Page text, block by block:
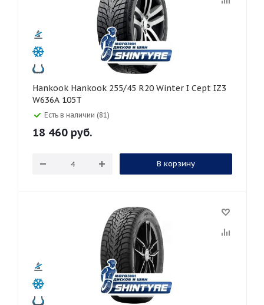
Hankook Hankook 255/45 R20 Winter I Cept IZ3
W636A 105T
Есть в наличии (81)
18 460 руб.
В корзину